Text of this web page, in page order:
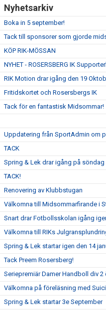
Nyhetsarkiv
Boka in 5 september!
Tack till sponsorer som gjorde
KÖP RIK-MÖSSAN
NYHET - ROSERSBERG IK
RIK Motion drar igång den 19
Fritidskortet och Rosersbergs IK
Tack för en fantastisk Midsommar!
Uppdatering från SportAdmin om
TACK
Spring & Lek drar igång på söndag
TACK!
Renovering av Klubbstugan
Välkomna till Midsommarfirande i
Snart drar Fotbollsskolan igång
Välkomna till RIKs
Spring & Lek startar igen den 14
Tack Preem Rosersberg!
Seriepremiär Damer Handboll div 2
Välkomna på föreläsning med
Spring & Lek startar 3e September